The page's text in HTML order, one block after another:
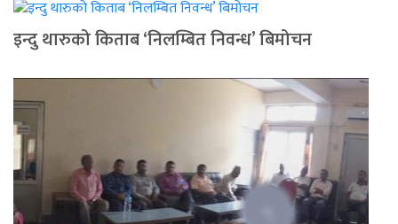
इन्दु थारुको किताब ‘निलम्बित निवन्ध’ बिमोचन